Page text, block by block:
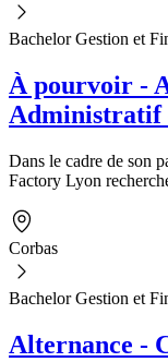
Bachelor Gestion et
À pourvoir -
Administratif
Dans le cadre de son
Factory Lyon
Corbas
Bachelor Gestion et
Alternance -